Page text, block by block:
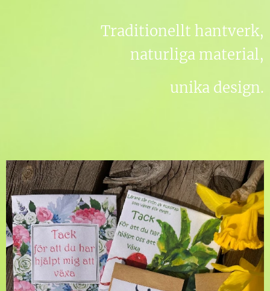
Traditionellt hantverk,
naturliga material,
unika design.